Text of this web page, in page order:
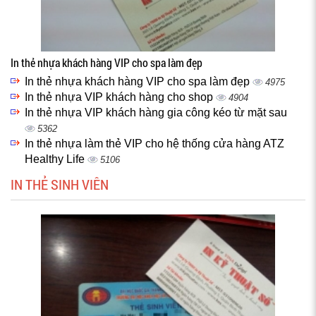
In thẻ nhựa khách hàng VIP cho spa làm đẹp
In thẻ nhựa khách hàng VIP cho spa làm đẹp 4975
In thẻ nhựa VIP khách hàng cho shop 4904
In thẻ nhựa VIP khách hàng gia công kéo từ mặt sau
5362
In thẻ nhựa làm thẻ VIP cho hệ thống cửa hàng ATZ
Healthy Life
5106
IN THẺ SINH VIÊN